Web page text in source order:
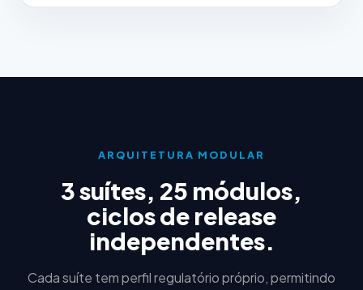
ARQUITETURA MODULAR
3 suítes, 25 módulos,
ciclos de release
independentes.
Cada suíte tem perfil regulatório próprio, permitindo